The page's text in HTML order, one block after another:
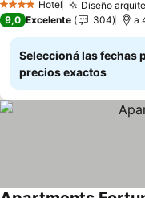
4 EstrellasHotel Diseño
9,0 Excelente 304 a
Seleccioná las fechas
precios exactos